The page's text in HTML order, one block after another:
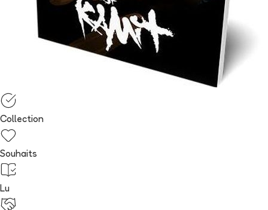
Collection
Souhaits
Lu